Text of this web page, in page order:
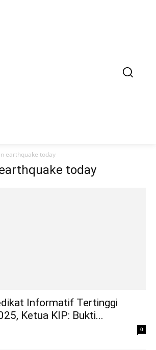
earthquake today
today
Informatif Tertinggi
Ketua KIP: Bukti...
0